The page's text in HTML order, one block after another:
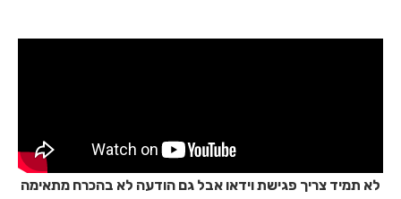
לא תמיד צריך פגישת וידאו אבל גם הודעה לא בהכרח מתאימה